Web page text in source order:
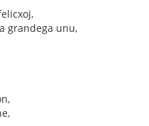
grandega unu,